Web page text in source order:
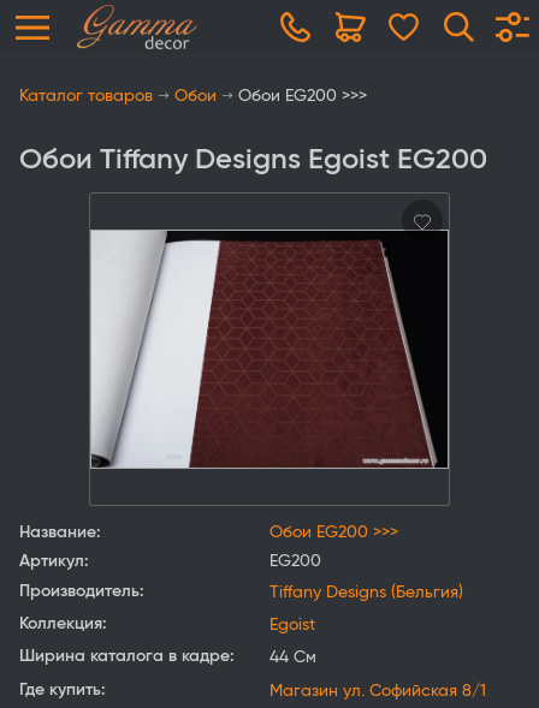
Каталог товаров Обои Обои EG200 >>>
Обои Tiffany Designs Egoist EG200
Название:
Обои EG200 >>>
Артикул:
EG200
Производитель:
Tiffany Designs (Бельгия)
Коллекция:
Egoist
Ширина каталога в кадре:
44 См
Где купить:
Магазин ул. Софийская 8/1